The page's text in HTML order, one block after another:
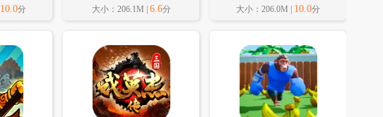
10.0分 大小：206.1M | 6.6分 大小：206.0M | 10.0分